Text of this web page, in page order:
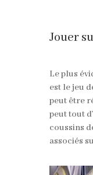
Jouer
Le plus
est le jeu
peut être
peut tout
coussins
associés